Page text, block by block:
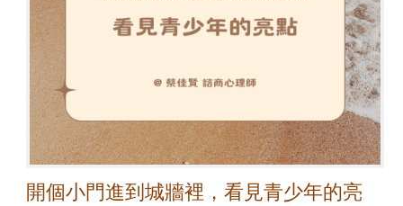
開個小門進到城牆裡，看見青少年的亮